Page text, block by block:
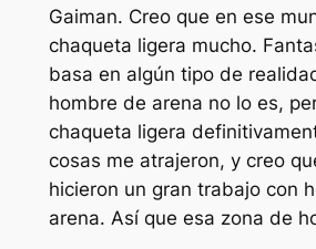
Gaiman. Creo que en ese
chaqueta ligera mucho.
basa en algún tipo de
hombre de arena no lo es,
chaqueta ligera
cosas me atrajeron, y creo
hicieron un gran trabajo con
arena. Así que esa zona de